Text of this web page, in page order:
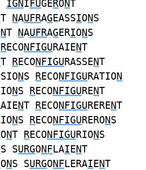
IGNIFUGERONT
T NAUFRAGEASSIONS
NT NAUFRAGERIONS
RECONFIGURAIENT
T RECONFIGURASSENT
NS RECONFIGURATION
NS RECONFIGURENT
NT RECONFIGURERENT
NS RECONFIGURERONS
NT RECONFIGURIONS
S SURGONFLAIENT
ONS SURGONFLERAIENT